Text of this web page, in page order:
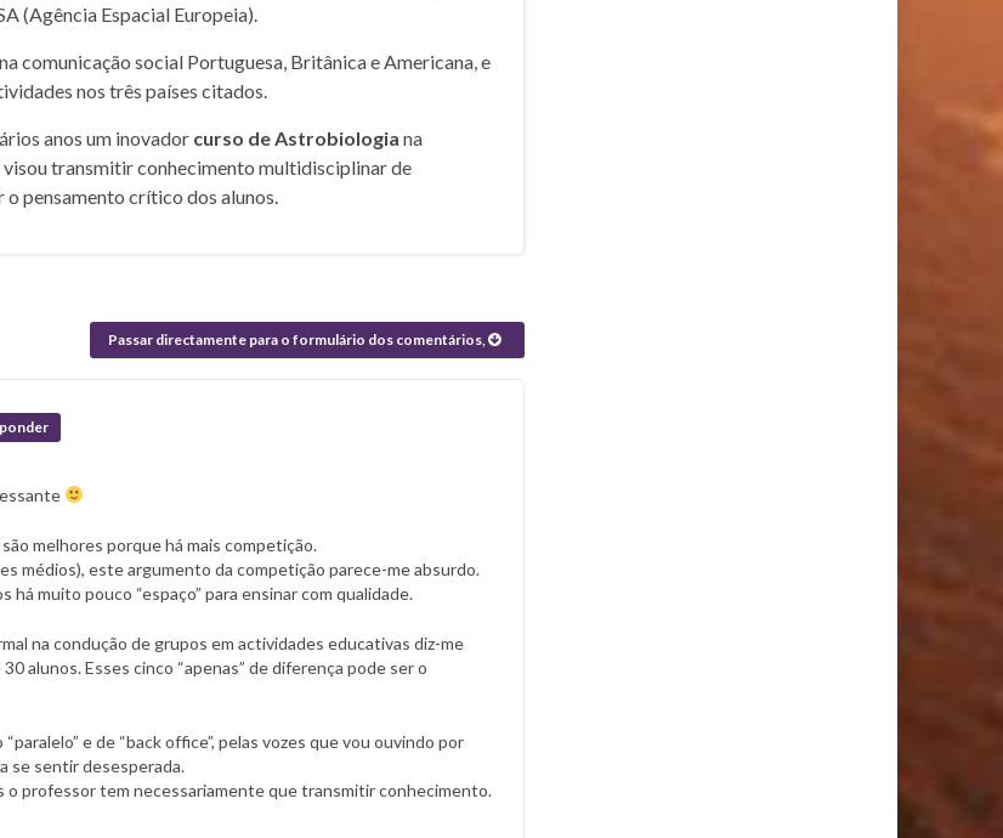
(Agência Espacial Europeia).
comunicação social Portuguesa, Britânica e Americana, e
nos três países citados.
anos um inovador curso de Astrobiologia na
visou transmitir conhecimento multidisciplinar de
pensamento crítico dos alunos.
Passar directamente para o formulário dos comentários,
melhores porque há mais competição.
médios), este argumento da competição parece-me absurdo.
há muito pouco “espaço” para ensinar com qualidade.
na condução de grupos em actividades educativas diz-me
alunos. Esses cinco “apenas” de diferença pode ser o
e de “back office”, pelas vozes que vou ouvindo por
se sentir desesperada.
o professor tem necessariamente que transmitir conhecimento.